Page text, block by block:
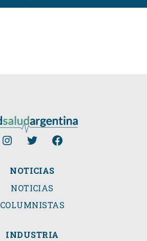
NOTICIAS
NOTICIAS
COLUMNISTAS
INDUSTRIA